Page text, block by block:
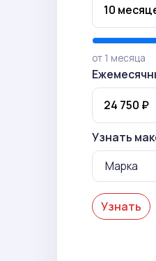
от 1 месяца
Узнать
Узнать